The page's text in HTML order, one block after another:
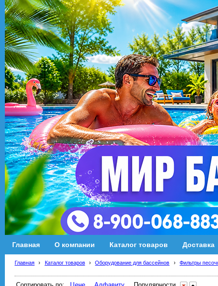
Главная О компании Каталог товаров Доставка
Главная › Каталог товаров › Оборудование для бассейнов › Фильтры